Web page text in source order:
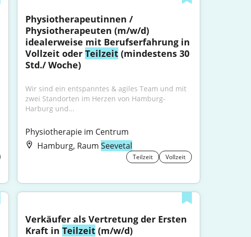
Physiotherapeutinnen /
Physiotherapeuten (m/w/d)
idealerweise mit Berufserfahrung in
Vollzeit oder Teilzeit (mindestens 30
Std./ Woche)
Wir sind ein entspanntes & agiles Team und mit
zwei Standorten im Herzen von Hamburg-
Harburg und...
Physiotherapie im Centrum
Hamburg, Raum Seevetal
Teilzeit Vollzeit
Verkäufer als Vertretung der Ersten
Kraft in Teilzeit (m/w/d)